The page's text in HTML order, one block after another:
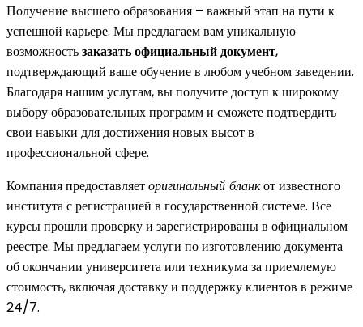
Получение высшего образования – важный этап на пути к
успешной карьере. Мы предлагаем вам уникальную
возможностьзаказать официальный документ,
подтверждающий ваше обучение в любом учебном заведении.
Благодаря нашим услугам, вы получите доступ к широкому
выбору образовательных программ и сможете подтвердить
свои навыки для достижения новых высот в
профессиональной сфере.
Компания предоставляеторигинальный бланкот известного
института с регистрацией в государственной системе. Все
курсы прошли проверку и зарегистрированы в официальном
реестре. Мы предлагаем услуги по изготовлению документа
об окончании университета или техникума за приемлемую
стоимость, включая доставку и поддержку клиентов в режиме
24/7.